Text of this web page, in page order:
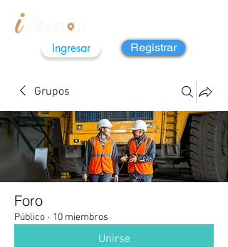
Ingresar Registrar
Grupos
Foro
Público · 10 miembros
Unirse